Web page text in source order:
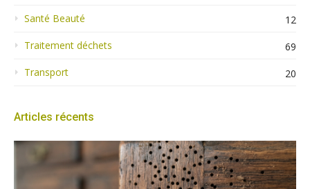
Santé Beauté
12
Traitement déchets
69
Transport
20
Articles récents